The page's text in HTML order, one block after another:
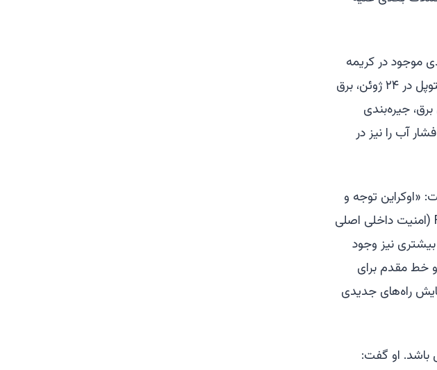
موجود در کریمه
اشغالی» را تشدید می‌کند. حملات به نیروگاه سیمفروپول و پست برق سواستوپل در ۲۴ ژوئن، برق
جیره‌بندی
آب را نیز در
«اوکراین توجه و
قدرت روسیه را تغییر می‌دهد. ما می‌دانیم که گروه‌های بزرگتری از پرسنل FSB (امنیت داخلی اصلی
بیشتری نیز وجود
و خط مقدم برای
راه‌های جدیدی
باشد. او گفت: